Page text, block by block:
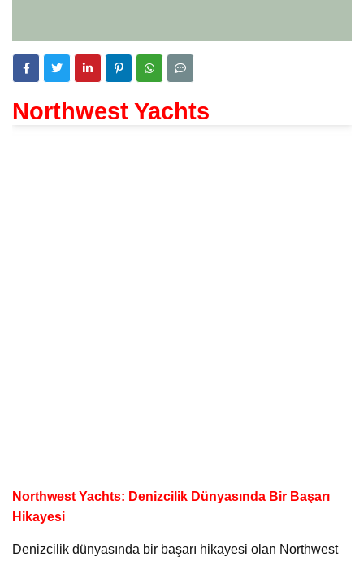
Northwest Yachts
Northwest Yachts: Denizcilik Dünyasında Bir Başarı
Hikayesi
Denizcilik dünyasında bir başarı hikayesi olan Northwest